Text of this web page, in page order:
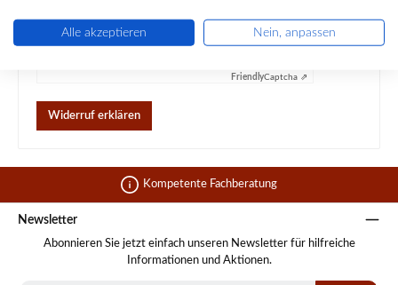
Anti-Roboter-Verifizierung
FriendlyCaptcha ⇗
Widerruf erklären
Kompetente Fachberatung
Newsletter
Abonnieren Sie jetzt einfach unseren Newsletter für hilfreiche
Informationen und Aktionen.
Alle akzeptieren Nein, anpassen